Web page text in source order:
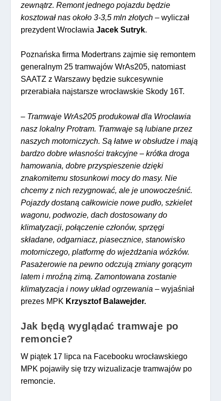
zewnątrz. Remont jednego pojazdu będzie
kosztował nas około 3-3,5 mln złotych – wyliczał
prezydent WrocławiaJacek Sutryk.
Poznańska firma Modertrans zajmie się remontem
generalnym 25 tramwajów WrAs205, natomiast
SAATZ z Warszawy będzie sukcesywnie
przerabiała najstarsze wrocławskie Skody 16T.
– Tramwaje WrAs205 produkował dla Wrocławia
nasz lokalny Protram. Tramwaje są lubiane przez
naszych motorniczych. Są łatwe w obsłudze i mają
bardzo dobre własności trakcyjne – krótka droga
hamowania, dobre przyspieszenie dzięki
znakomitemu stosunkowi mocy do masy. Nie
chcemy z nich rezygnować, ale je unowocześnić.
Pojazdy dostaną całkowicie nowe pudło, szkielet
wagonu, podwozie, dach dostosowany do
klimatyzacji, połączenie członów, sprzęgi
składane, odgarniacz, piasecznice, stanowisko
motorniczego, platformę do wjeżdżania wózków.
Pasażerowie na pewno odczują zmiany gorącym
latem i mroźną zimą. Zamontowana zostanie
klimatyzacja i nowy układ ogrzewania – wyjaśniał
prezes MPK Krzysztof Balawejder.
Jak będą wyglądać tramwaje po
remoncie?
W piątek 17 lipca na Facebooku wrocławskiego
MPK pojawiły się trzy wizualizacje tramwajów po
remoncie.